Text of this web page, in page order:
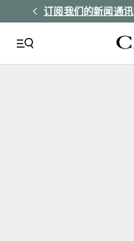
订阅我们的新闻通讯